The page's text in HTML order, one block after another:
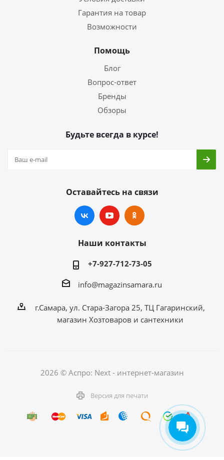
Гарантия на товар
Возможности
Помощь
Блог
Вопрос-ответ
Бренды
Обзоры
Будьте всегда в курсе!
Оставайтесь на связи
Наши контакты
+7-927-712-73-05
info@magazinsamara.ru
г.Самара, ул. Стара-Загора 25, ТЦ Гагаринский,
магазин Хозтоваров и сантехники
2026 © Аспро: Next - интернет-магазин
Версия для печати